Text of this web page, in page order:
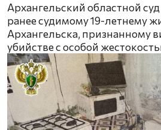
Архангельский областной
ранее судимому 19-летнему
Архангельска, признанному
убийстве с особой